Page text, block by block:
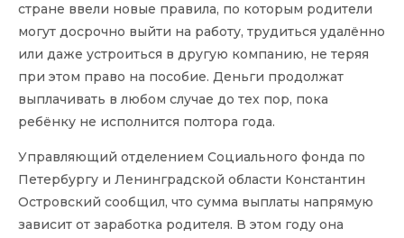
стране ввели новые правила, по которым родители
могут досрочно выйти на работу, трудиться удалённо
или даже устроиться в другую компанию, не теряя
при этом право на пособие. Деньги продолжат
выплачивать в любом случае до тех пор, пока
ребёнку не исполнится полтора года.
Управляющий отделением Социального фонда по
Петербургу и Ленинградской области Константин
Островский сообщил, что сумма выплаты напрямую
зависит от заработка родителя. В этом году она